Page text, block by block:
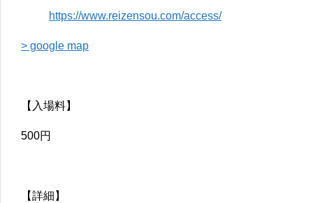
https://www.reizensou.com/access/
> google map
【入場料】
500円
【詳細】